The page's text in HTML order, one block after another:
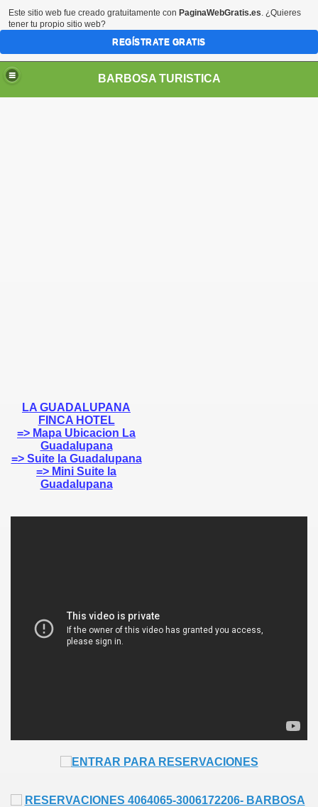
BARBOSA TURISTICA
LA GUADALUPANA
FINCA HOTEL
=> Mapa Ubicacion La
Guadalupana
=> Suite la Guadalupana
=> Mini Suite la
Guadalupana
DE PADUA
Este sitio web fue creado gratuitamente con PaginaWebGratis.es. ¿Quieres
tener tu propio sitio web?
REGÍSTRATE GRATIS